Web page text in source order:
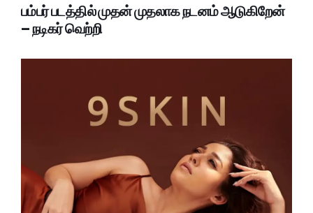
பம்பர் படத்தில் முதன் முதலாக நடனம் ஆடுகிறேன்
– நடிகர் வெற்றி